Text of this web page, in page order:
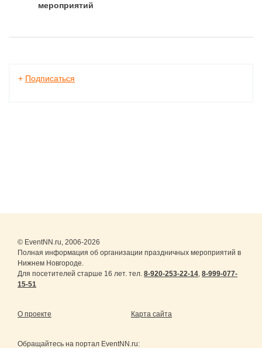
мероприятий
+ Подписаться
© EventNN.ru, 2006-2026
Полная информация об организации праздничных мероприятий в
Нижнем Новгороде.
Для посетителей старше 16 лет. тел. 8-920-253-22-14, 8-999-077-
15-51
О проекте Карта сайта
Обращайтесь на портал EventNN.ru: